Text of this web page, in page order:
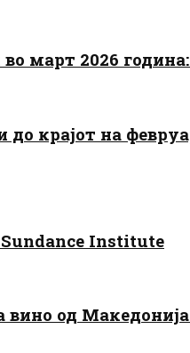
март 2026
до крајот на
Institute
вино од